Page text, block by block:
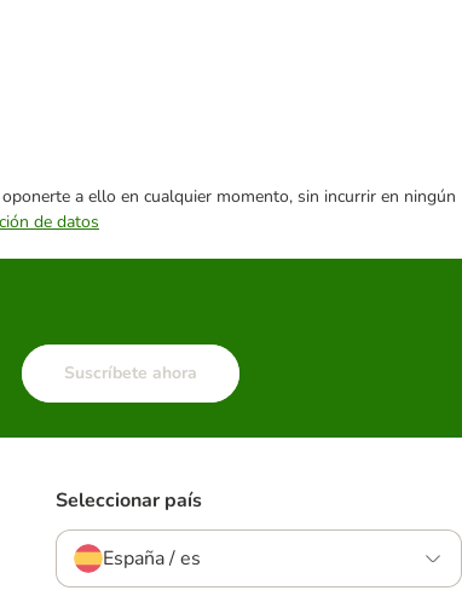
a ello en cualquier momento, sin incurrir en ningún
de datos
Suscríbete ahora
Seleccionar país
España / es